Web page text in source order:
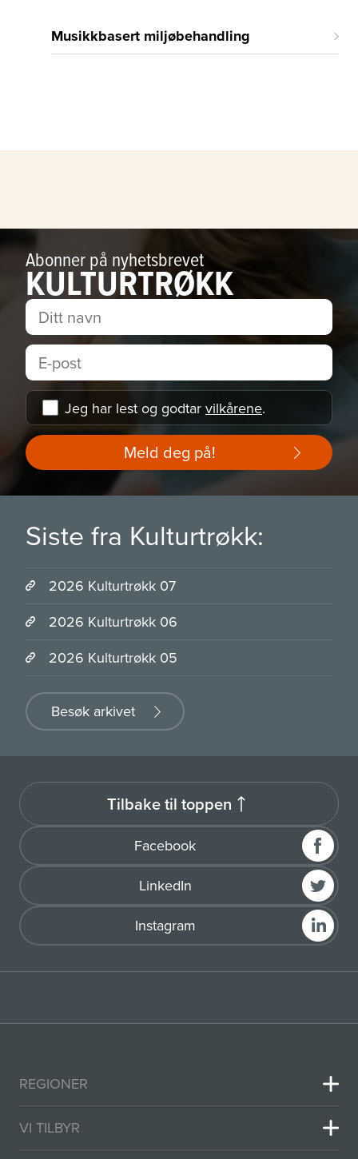
Musikkbasert miljøbehandling
Abonner på nyhetsbrevet
KULTURTRØKK
Jeg har lest og godtar vilkårene.
Meld deg på!
Siste fra Kulturtrøkk:
2026 Kulturtrøkk 07
2026 Kulturtrøkk 06
2026 Kulturtrøkk 05
Besøk arkivet
Facebook
LinkedIn
Instagram
Tilbake til toppen
REGIONER
VI TILBYR